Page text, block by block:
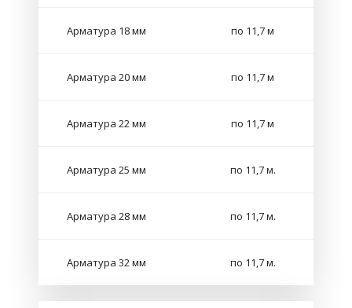
Арматура 18 мм по 11,7 м
Арматура 20 мм по 11,7 м
Арматура 22 мм по 11,7 м
Арматура 25 мм по 11,7 м.
Арматура 28 мм по 11,7 м.
Арматура 32 мм по 11,7 м.